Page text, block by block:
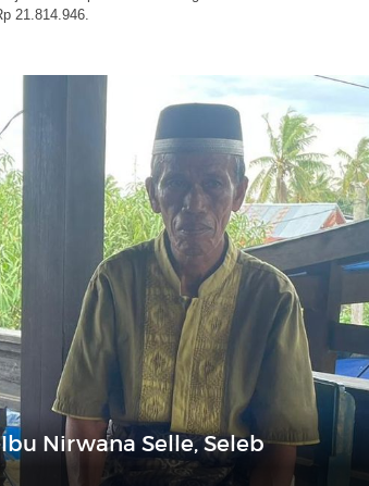
21.814.946.
Nirwana Selle, Seleb